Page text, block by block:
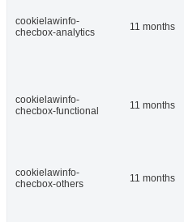
cookielawinfo-
checbox-analytics
11 months
cookielawinfo-
checbox-functional
11 months
cookielawinfo-
checbox-others
11 months